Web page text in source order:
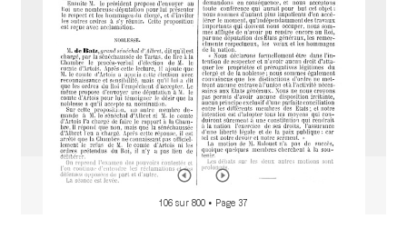
106 sur 800 • Page 37